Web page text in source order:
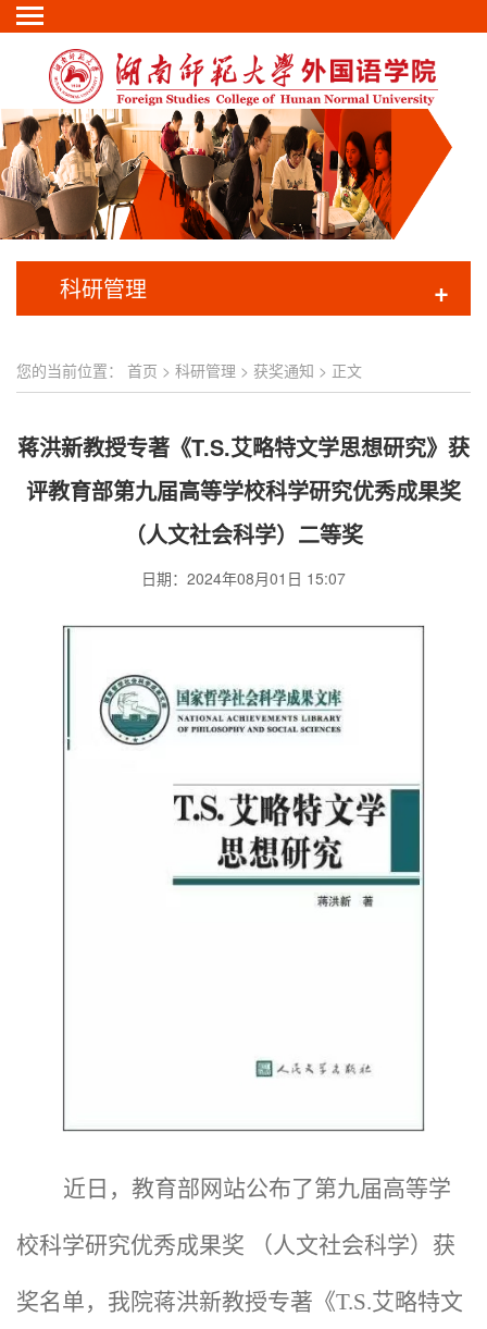
科研管理 +
您的当前位置： 首页 > 科研管理 > 获奖通知 > 正文
蒋洪新教授专著《T.S.艾略特文学思想研究》获
评教育部第九届高等学校科学研究优秀成果奖
（人文社会科学）二等奖
日期：2024年08月01日 15:07
近日，教育部网站公布了第九届高等学
校科学研究优秀成果奖 （人文社会科学）获
奖名单，我院蒋洪新教授专著《T.S.艾略特文